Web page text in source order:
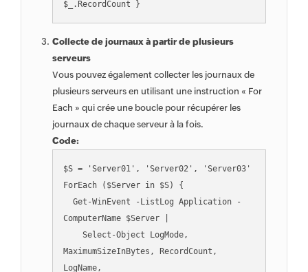
$_.RecordCount }
Collecte de journaux à partir de plusieurs
serveurs
Vous pouvez également collecter les journaux de
plusieurs serveurs en utilisant une instruction « For
Each » qui crée une boucle pour récupérer les
journaux de chaque serveur à la fois.
Code:
$S = 'Server01', 'Server02', 'Server03'
ForEach ($Server in $S) {
  Get-WinEvent -ListLog Application -
ComputerName $Server |
    Select-Object LogMode,
MaximumSizeInBytes, RecordCount,
LogName,